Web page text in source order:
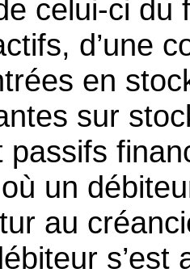
celui-ci du
d’une
en
sur
passifs
un
au